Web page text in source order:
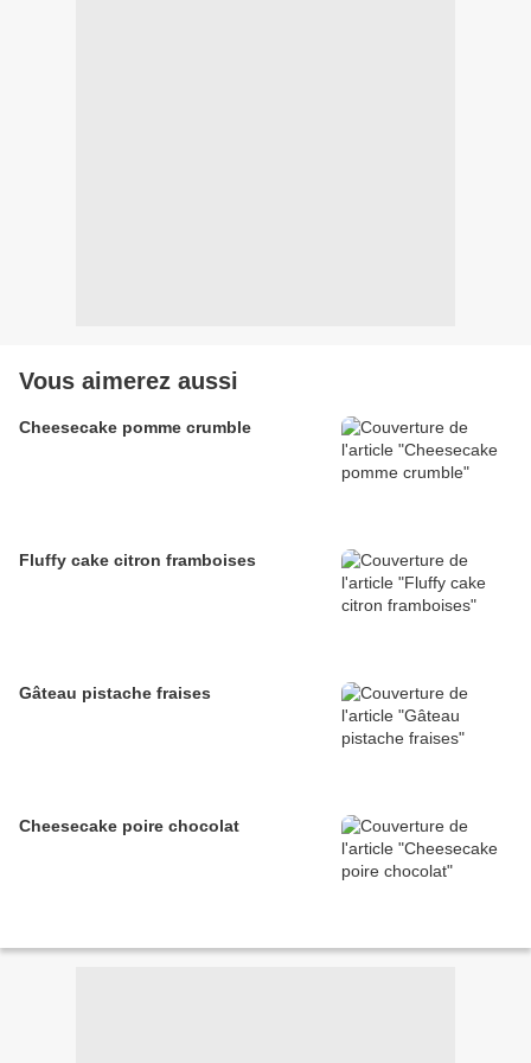
Vous aimerez aussi
Cheesecake pomme crumble
Fluffy cake citron framboises
Gâteau pistache fraises
Cheesecake poire chocolat